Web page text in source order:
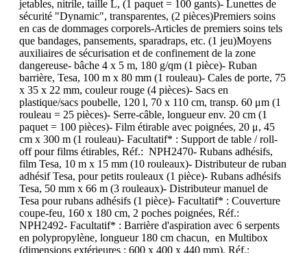
jetables, nitrile, taille L, (1 paquet = 100 gants)- Lunettes de
sécurité "Dynamic", transparentes, (2 pièces)Premiers soins
en cas de dommages corporels-Articles de premiers soins tels
que bandages, pansements, sparadraps, etc. (1 jeu)Moyens
auxiliaires de sécurisation et de confinement de la zone
dangereuse- bâche 4 x 5 m, 180 g/qm (1 pièce)- Ruban
barrière, Tesa, 100 m x 80 mm (1 rouleau)- Cales de porte, 75
x 35 x 22 mm, couleur rouge (4 pièces)- Sacs en
plastique/sacs poubelle, 120 l, 70 x 110 cm, transp. 60 μm (1
rouleau = 25 pièces)- Serre-câble, longueur env. 20 cm (1
paquet = 100 pièces)- Film étirable avec poignées, 20 μ, 45
cm x 300 m (1 rouleau)- Facultatif* : Support de table / roll-
off pour films étirables, Réf.: NPH2470- Rubans adhésifs,
film Tesa, 10 m x 15 mm (10 rouleaux)- Distributeur de ruban
adhésif Tesa, pour petits rouleaux (1 pièce)- Rubans adhésifs
Tesa, 50 mm x 66 m (3 rouleaux)- Distributeur manuel de
Tesa pour rubans adhésifs (1 pièce)- Facultatif* : Couverture
coupe-feu, 160 x 180 cm, 2 poches poignées, Réf.:
NPH2492- Facultatif* : Barrière d'aspiration avec 6 serpents
en polypropylène, longueur 180 cm chacun, en Multibox
(dimensions extérieures : 600 x 400 x 440 mm), Réf.: